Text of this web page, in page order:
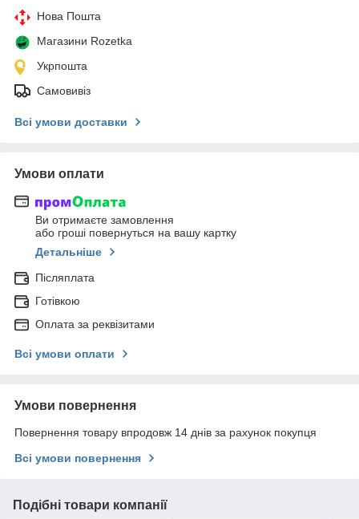
Нова Пошта
Магазини Rozetka
Укрпошта
Самовивіз
Всі умови доставки
Умови оплати
Ви отримаєте замовлення
або гроші повернуться на вашу картку
Детальніше
Післяплата
Готівкою
Оплата за реквізитами
Всі умови оплати
Умови повернення
Повернення товару впродовж 14 днів за рахунок покупця
Всі умови повернення
Подібні товари компанії